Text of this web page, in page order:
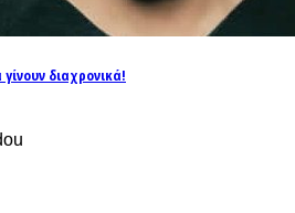
διαχρονικά!